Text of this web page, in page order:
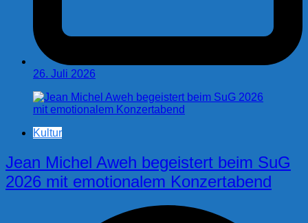
26. Juli 2026
Kultur
Jean Michel Aweh begeistert beim SuG
2026 mit emotionalem Konzertabend